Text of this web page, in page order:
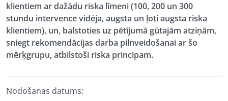
klientiem ar dažādu riska līmeni (100, 200 un 300
stundu intervence vidēja, augsta un ļoti augsta riska
klientiem), un, balstoties uz pētījumā gūtajām atziņām,
sniegt rekomendācijas darba pilnveidošanai ar šo
mērķgrupu, atbilstoši riska principam.
Nodošanas datums: